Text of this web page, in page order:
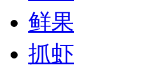
鲜果
抓虾